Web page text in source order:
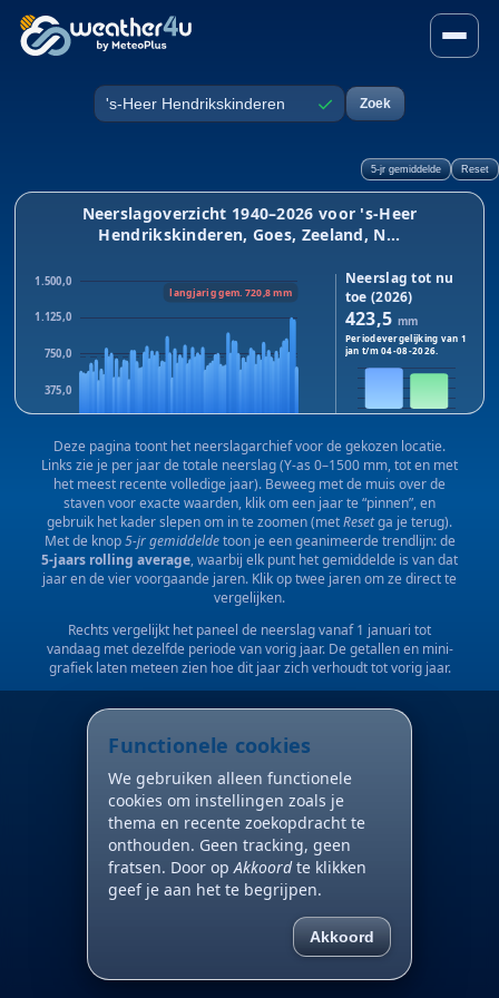
Neerslag in 's-Heer
Plaats ✓ Zoek
5-jr gemiddelde Reset
Neerslagoverzicht 1940–2026 voor 's-Heer
Hendrikskinderen, Goes, Zeeland, N...
375,0
750,0
1.125,0
1.500,0
1940 1983 2025
langjarig gem. 720,8 mm
Neerslag tot nu
toe (2026)
423,5 mm
Periodevergelijking van 1
jan t/m04-08-2026.
2026 2025
Dit jaar: 423,5
mm · Vorig
jaar:365,7mm
Verschil:+57,8 mm
Deze pagina toont het neerslagarchief voor de gekozen locatie.
Links zie je per jaar de totale neerslag (Y-as 0–1500 mm, tot en met
het meest recente volledige jaar). Beweeg met de muis over de
staven voor exacte waarden, klik om een jaar te “pinnen”, en
gebruik het kader slepen om in te zoomen (metResetga je terug).
Met de knop5-jr gemiddeldetoon je een geanimeerde trendlijn: de
5-jaars rolling average, waarbij elk punt het gemiddelde is van dat
jaar en de vier voorgaande jaren. Klik op twee jaren om ze direct te
vergelijken.
Rechts vergelijkt het paneel de neerslag vanaf 1 januari tot
vandaag met dezelfde periode van vorig jaar. De getallen en mini-
grafiek laten meteen zien hoe dit jaar zich verhoudt tot vorig jaar.
Functionele cookies
We gebruiken alleen functionele
cookies om instellingen zoals je
thema en recente zoekopdracht te
onthouden. Geen tracking, geen
fratsen. Door opAkkoordte klikken
geef je aan het te begrijpen.
Akkoord